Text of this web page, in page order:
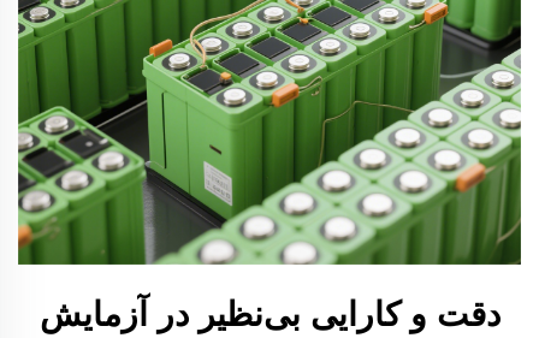
دقت و کارایی بی‌نظیر در آزمایش